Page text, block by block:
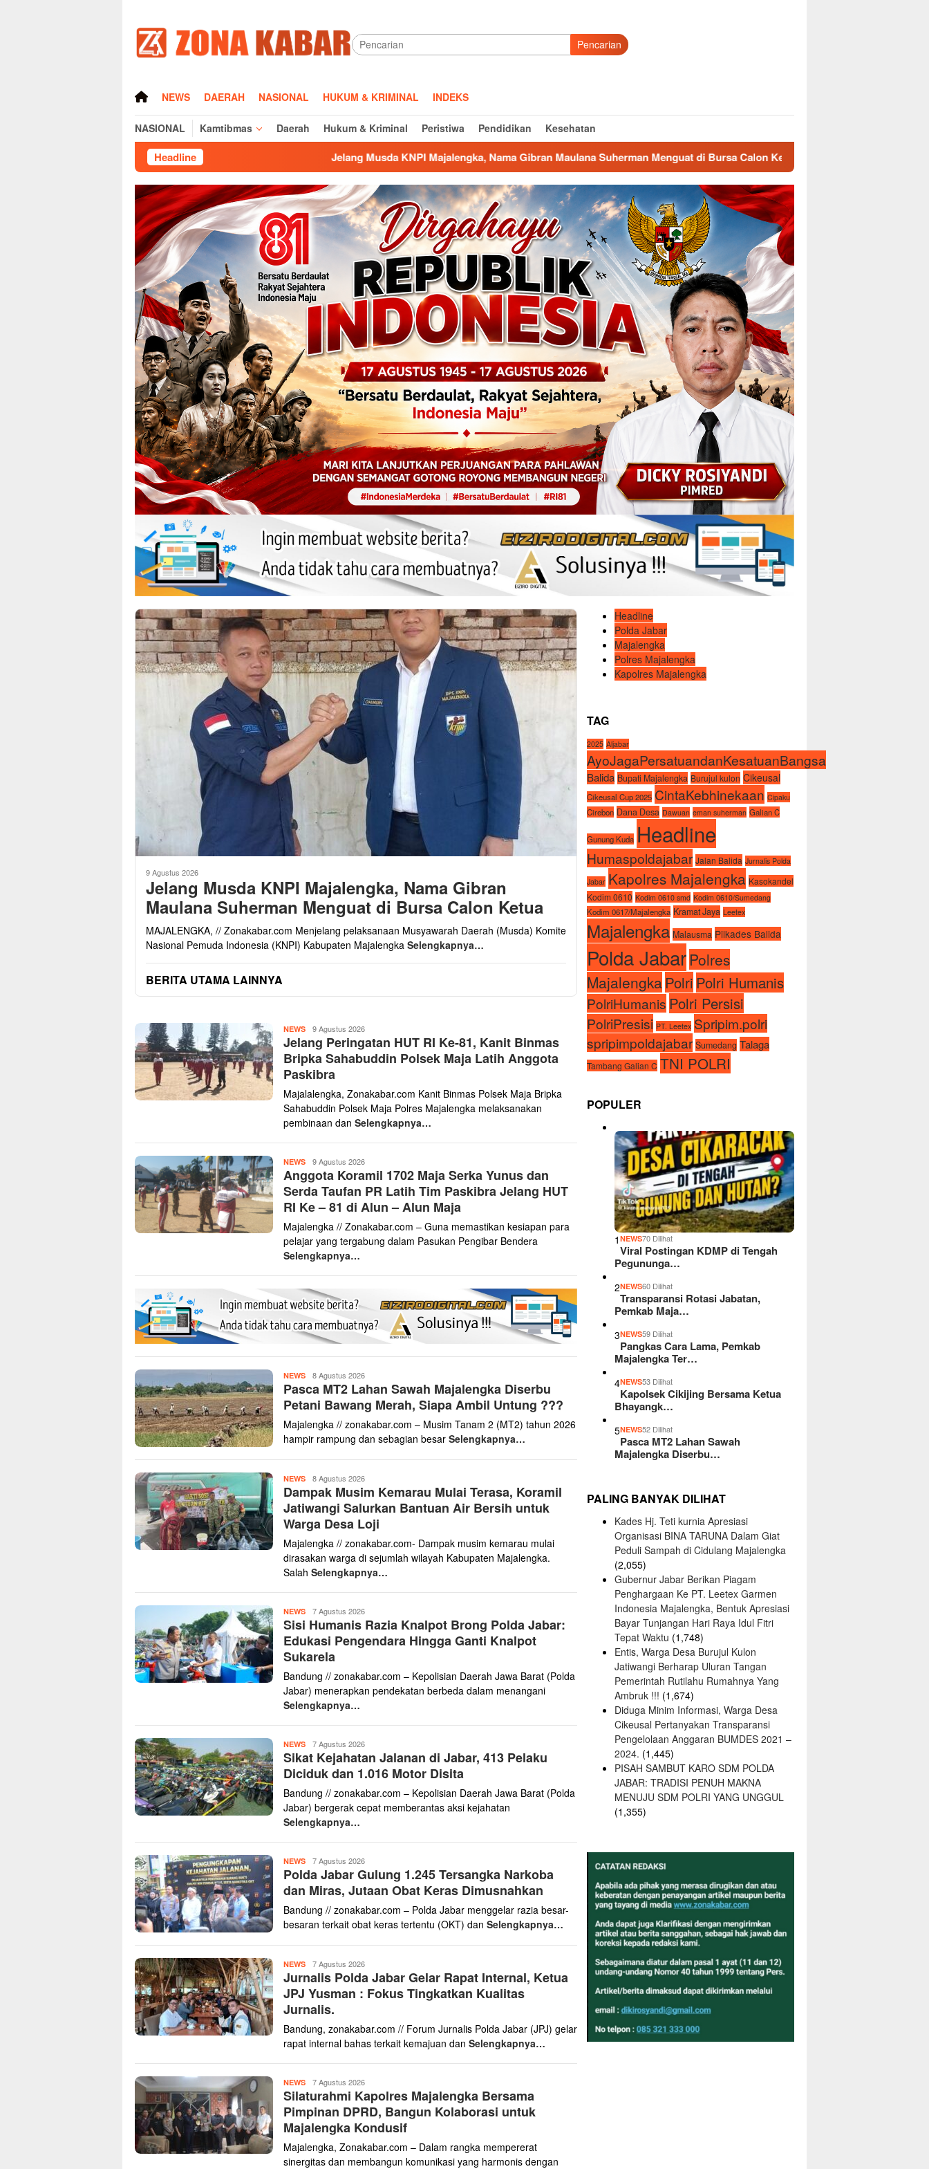
konten
Pencarian
HOMENEWS DAERAH NASIONAL HUKUM & KRIMINAL INDEKS
NASIONAL Kamtibmas Daerah Hukum & Kriminal Peristiwa Pendidikan Kesehatan
Headline Jelang Musda KNPI Majalengka, Nama Gibran Maulana Suherman Menguat di Bursa Calon Ketua Sambut HUT Pramuka ke-65, Kwarcab
9 Agustus 2026
Jelang Musda KNPI Majalengka, Nama Gibran
Maulana Suherman Menguat di Bursa Calon Ketua
MAJALENGKA, // Zonakabar.com Menjelang pelaksanaan Musyawarah Daerah (Musda) Komite
Nasional Pemuda Indonesia (KNPI) Kabupaten Majalengka Selengkapnya…
BERITA UTAMA LAINNYA
MEDIA
INFORMASI
TANPA
BATAS
NEWSZona
Kabar
9 Agustus 2026
Jelang Peringatan HUT RI Ke-81, Kanit Binmas
Bripka Sahabuddin Polsek Maja Latih Anggota
Paskibra
Majalalengka, Zonakabar.com Kanit Binmas Polsek Maja Bripka
Sahabuddin Polsek Maja Polres Majalengka melaksanakan
pembinaan dan Selengkapnya…
NEWSZona
Kabar
9 Agustus 2026
Anggota Koramil 1702 Maja Serka Yunus dan
Serda Taufan PR Latih Tim Paskibra Jelang HUT
RI Ke – 81 di Alun – Alun Maja
Majalengka // Zonakabar.com – Guna memastikan kesiapan para
pelajar yang tergabung dalam Pasukan Pengibar Bendera
Selengkapnya…
NEWSzonakabar.com
8 Agustus 2026
Pasca MT2 Lahan Sawah Majalengka Diserbu
Petani Bawang Merah, Siapa Ambil Untung ???
Majalengka // zonakabar.com – Musim Tanam 2 (MT2) tahun 2026
hampir rampung dan sebagian besar Selengkapnya…
NEWSzonakabar.com
8 Agustus 2026
Dampak Musim Kemarau Mulai Terasa, Koramil
Jatiwangi Salurkan Bantuan Air Bersih untuk
Warga Desa Loji
Majalengka // zonakabar.com- Dampak musim kemarau mulai
dirasakan warga di sejumlah wilayah Kabupaten Majalengka.
Salah Selengkapnya…
NEWSzonakabar.com
7 Agustus 2026
Sisi Humanis Razia Knalpot Brong Polda Jabar:
Edukasi Pengendara Hingga Ganti Knalpot
Sukarela
Bandung // zonakabar.com – Kepolisian Daerah Jawa Barat (Polda
Jabar) menerapkan pendekatan berbeda dalam menangani
Selengkapnya…
NEWSzonakabar.com
7 Agustus 2026
Sikat Kejahatan Jalanan di Jabar, 413 Pelaku
Diciduk dan 1.016 Motor Disita
Bandung // zonakabar.com – Kepolisian Daerah Jawa Barat (Polda
Jabar) bergerak cepat memberantas aksi kejahatan
Selengkapnya…
NEWSzonakabar.com
7 Agustus 2026
Polda Jabar Gulung 1.245 Tersangka Narkoba
dan Miras, Jutaan Obat Keras Dimusnahkan
Bandung // zonakabar.com – Polda Jabar menggelar razia besar-
besaran terkait obat keras tertentu (OKT) dan Selengkapnya…
NEWSzonakabar.com
7 Agustus 2026
Jurnalis Polda Jabar Gelar Rapat Internal, Ketua
JPJ Yusman : Fokus Tingkatkan Kualitas
Jurnalis.
Bandung, zonakabar.com // Forum Jurnalis Polda Jabar (JPJ) gelar
rapat internal bahas terkait kemajuan dan Selengkapnya…
NEWSZona
Kabar
7 Agustus 2026
Silaturahmi Kapolres Majalengka Bersama
Pimpinan DPRD, Bangun Kolaborasi untuk
Majalengka Kondusif
Majalengka, Zonakabar.com – Dalam rangka mempererat
sinergitas dan membangun komunikasi yang harmonis dengan
Headline
Polda Jabar
Majalengka
Polres Majalengka
Kapolres Majalengka
TAG
2025 Aljabar
AyoJagaPersatuandanKesatuanBangsa
Balida Bupati Majalengka Burujul kulon Cikeusal
Cikeusal Cup 2025 CintaKebhinekaan Cipaku
Cirebon Dana Desa Dawuan eman suherman Galian C
Gunung Kuda Headline
Humaspoldajabar Jalan Balida Jurnalis Polda
Jabar Kapolres Majalengka Kasokandel
Kodim 0610 Kodim 0610 smd Kodim 0610/Sumedang
Kodim 0617/Majalengka Kramat Jaya Leetex
Majalengka Malausma Pilkades Balida
Polda Jabar Polres
MajalengkaPolri Polri Humanis
PolriHumanis Polri Persisi
PolriPresisi PT. Leetex Spripim.polri
spripimpoldajabar Sumedang Talaga
Tambang Galian C TNI POLRI
POPULER
1NEWS70 Dilihat
Viral Postingan KDMP di Tengah
Pegununga…
2NEWS60 Dilihat
Transparansi Rotasi Jabatan,
Pemkab Maja…
3NEWS59 Dilihat
Pangkas Cara Lama, Pemkab
Majalengka Ter…
4NEWS53 Dilihat
Kapolsek Cikijing Bersama Ketua
Bhayangk…
5NEWS52 Dilihat
Pasca MT2 Lahan Sawah
Majalengka Diserbu…
PALING BANYAK DILIHAT
Kades Hj. Teti kurnia Apresiasi
Organisasi BINA TARUNA Dalam Giat
Peduli Sampah di Cidulang Majalengka
(2,055)
Gubernur Jabar Berikan Piagam
Penghargaan Ke PT. Leetex Garmen
Indonesia Majalengka, Bentuk Apresiasi
Bayar Tunjangan Hari Raya Idul Fitri
Tepat Waktu (1,748)
Entis, Warga Desa Burujul Kulon
Jatiwangi Berharap Uluran Tangan
Pemerintah Rutilahu Rumahnya Yang
Ambruk !!! (1,674)
Diduga Minim Informasi, Warga Desa
Cikeusal Pertanyakan Transparansi
Pengelolaan Anggaran BUMDES 2021 –
2024. (1,445)
PISAH SAMBUT KARO SDM POLDA
JABAR: TRADISI PENUH MAKNA
MENUJU SDM POLRI YANG UNGGUL
(1,355)